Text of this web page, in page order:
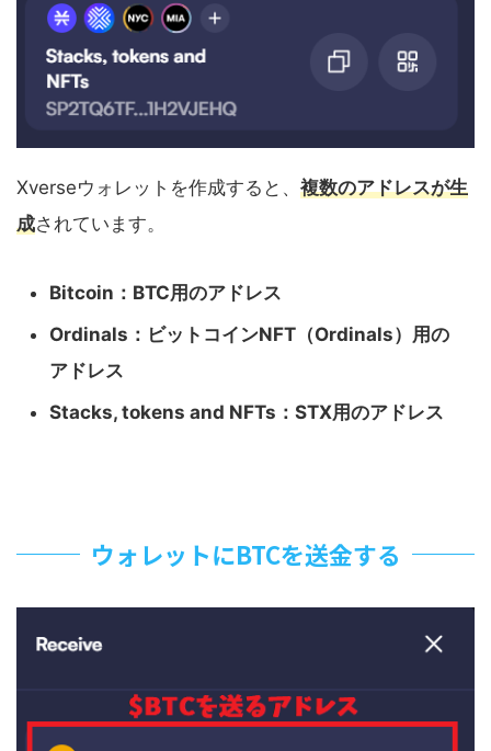
Xverseウォレットを作成すると、 複数のアドレスが生
成されています。
Bitcoin：BTC用のアドレス
Ordinals：ビットコインNFT（Ordinals）用の
アドレス
Stacks, tokens and NFTs：STX用のアドレス
ウォレットにBTCを送金する